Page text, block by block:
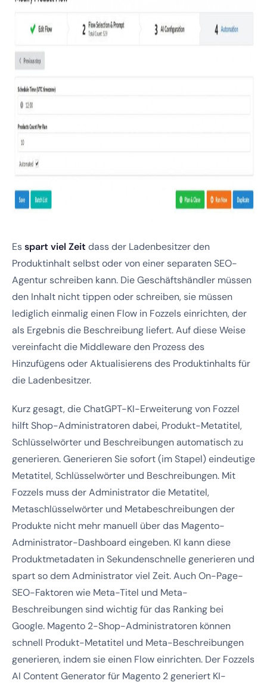
Esspart viel Zeit dass der Ladenbesitzer den
Produktinhalt selbst oder von einer separaten SEO-
Agentur schreiben kann. Die Geschäftshändler müssen
den Inhalt nicht tippen oder schreiben, sie müssen
lediglich einmalig einen Flow in Fozzels einrichten, der
als Ergebnis die Beschreibung liefert. Auf diese Weise
vereinfacht die Middleware den Prozess des
Hinzufügens oder Aktualisierens des Produktinhalts für
die Ladenbesitzer.
Kurz gesagt, die ChatGPT-KI-Erweiterung von Fozzel
hilft Shop-Administratoren dabei, Produkt-Metatitel,
Schlüsselwörter und Beschreibungen automatisch zu
generieren. Generieren Sie sofort (im Stapel) eindeutige
Metatitel, Schlüsselwörter und Beschreibungen. Mit
Fozzels muss der Administrator die Metatitel,
Metaschlüsselwörter und Metabeschreibungen der
Produkte nicht mehr manuell über das Magento-
Administrator-Dashboard eingeben. KI kann diese
Produktmetadaten in Sekundenschnelle generieren und
spart so dem Administrator viel Zeit. Auch On-Page-
SEO-Faktoren wie Meta-Titel und Meta-
Beschreibungen sind wichtig für das Ranking bei
Google. Magento 2-Shop-Administratoren können
schnell Produkt-Metatitel und Meta-Beschreibungen
generieren, indem sie einen Flow einrichten. Der Fozzels
AI Content Generator für Magento 2 generiert KI-